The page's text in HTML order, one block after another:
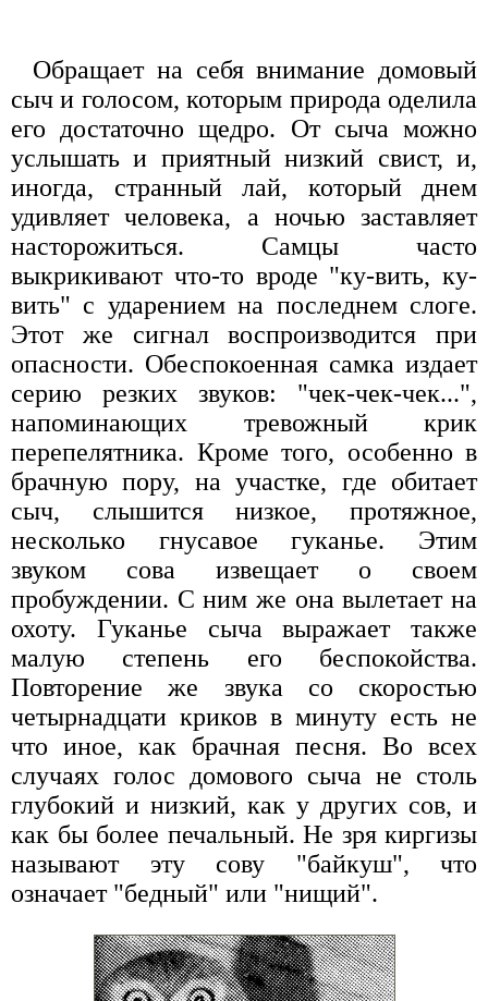
Обращает на себя внимание домовый
сыч и голосом, которым природа оделила
его достаточно щедро. От сыча можно
услышать и приятный низкий свист, и,
иногда, странный лай, который днем
удивляет человека, а ночью заставляет
насторожиться. Самцы часто
выкрикивают что-то вроде "ку-вить, ку-
вить" с ударением на последнем слоге.
Этот же сигнал воспроизводится при
опасности. Обеспокоенная самка издает
серию резких звуков: "чек-чек-чек...",
напоминающих тревожный крик
перепелятника. Кроме того, особенно в
брачную пору, на участке, где обитает
сыч, слышится низкое, протяжное,
несколько гнусавое гуканье. Этим
звуком сова извещает о своем
пробуждении. С ним же она вылетает на
охоту. Гуканье сыча выражает также
малую степень его беспокойства.
Повторение же звука со скоростью
четырнадцати криков в минуту есть не
что иное, как брачная песня. Во всех
случаях голос домового сыча не столь
глубокий и низкий, как у других сов, и
как бы более печальный. Не зря киргизы
называют эту сову "байкуш", что
означает "бедный" или "нищий".